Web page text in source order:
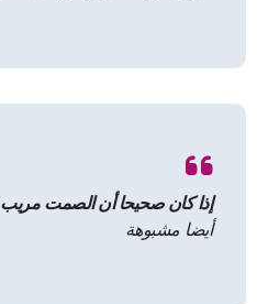
إذا كان صحيحا أن الصمت مريب
أيضا مشبوهة